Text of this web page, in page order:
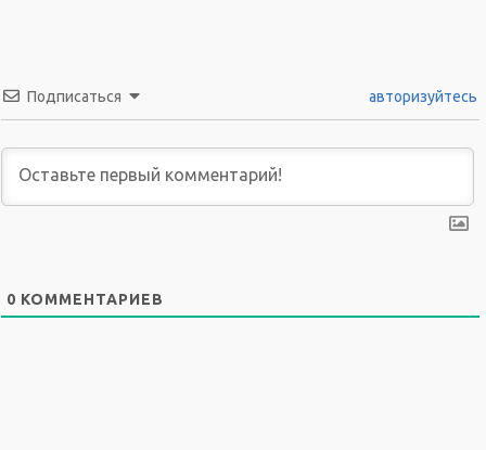
Подписаться авторизуйтесь
0 КОММЕНТАРИЕВ